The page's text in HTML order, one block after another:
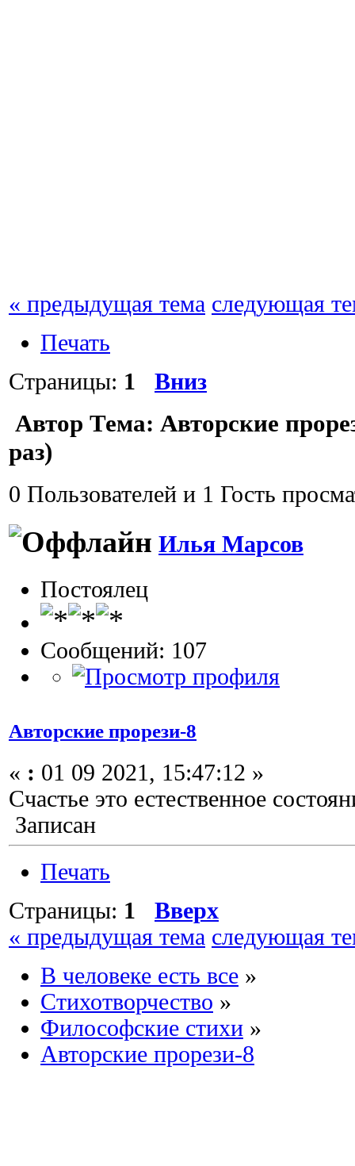
« предыдущая тема следующая
Печать
Страницы: 1 Вниз
Автор Тема: Авторские
раз)
0 Пользователей и 1 Гость
Илья Марсов
Постоялец
Сообщений: 107
Авторские прорези-8
« : 01 09 2021, 15:47:12 »
Счастье это естественное
Записан
Печать
Страницы: 1
Вверх
« предыдущая тема следующая
В человеке есть все »
Стихотворчество »
Философские стихи »
Авторские прорези-8